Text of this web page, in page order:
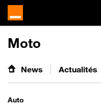
Moto
News Actualités
Auto